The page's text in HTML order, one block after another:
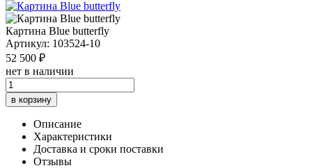
Картина Blue butterfly
Артикул: 103524-10
52 500 ₽
нет в наличии
в корзину
Описание
Характеристики
Доставка и сроки поставки
Отзывы